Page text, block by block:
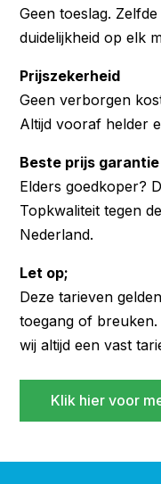
Geen toeslag.
duidelijkheid op elk
Prijszekerheid
Geen verborgen
Altijd vooraf helder
Beste prijs garantie
Elders goedkoper?
Topkwaliteit tegen
Nederland.
Let op;
Deze tarieven
toegang of
wij altijd een vast
Klik hier voor